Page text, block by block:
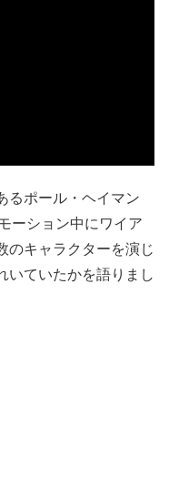
るポール・ヘイマン
ーション中にワイア
のキャラクターを演じ
いていたかを語りまし